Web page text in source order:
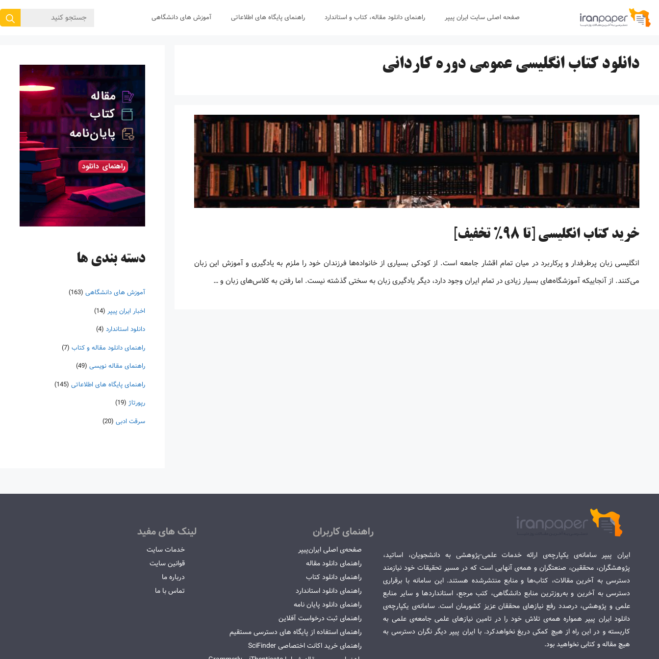
پرش
صفحه اصلی سایت ایران پیپر راهنمای دانلود مقاله، کتاب و استاندارد راهنمای پایگاه های اطلاعاتی آموزش های دانشگاهی
جستجوی
دانلود کتاب انگلیسی عمومی دوره کاردانی
خرید کتاب انگلیسی [تا 98% تخفیف]
انگلیسی زبان پرطرفدار و پرکاربرد در میان تمام اقشار جامعه است. از کودکی بسیاری از خانواده‌ها فرزندان خود را ملزم به یادگیری و آموزش این زبان
می‌کنند. از آنجاییکه آموزشگاه‌های بسیار زیادی در تمام ایران وجود دارد، دیگر یادگیری زبان به سختی گذشته نیست. اما رفتن به کلاس‌های زبان و …
دسته‌ بندی ها
آموزش های دانشگاهی (163)
اخبار ایران پیپر (14)
دانلود استاندارد (4)
راهنمای دانلود مقاله و کتاب (7)
راهنمای مقاله نویسی (49)
راهنمای پایگاه های اطلاعاتی (145)
رپورتاژ (19)
سرقت ادبی (20)
ایران پیپر سامانه‌ی یکپارچه‌ی ارائه خدمات علمی-پژوهشی به دانشجویان، اساتید،
پژوهشگران، محققین، صنعتگران و همه‌ی آنهایی است که در مسیر تحقیقات خود نیازمند
دسترسی به آخرین مقالات، کتاب‌ها و منابع منتشرشده هستند. این سامانه با برقراری
دسترسی به آخرین و به‌روزترین منابع دانشگاهی، کتب مرجع، استانداردها و سایر منابع
علمی و پژوهشی، درصدد رفع نیازهای محققان عزیز کشورمان است. سامانه‌ی یکپارچه‌ی
دانلود ایران پیپر همواره همه‌ی تلاش خود را در تامین نیازهای علمی جامعه‌ی علمی به
کاربسته و در این راه از هیچ کمکی دریغ نخواهدکرد. با ایران پیپر دیگر نگران دسترسی به
هیچ مقاله و کتابی نخواهید بود.
راهنمای کاربران
صفحه‌ی اصلی ایران‌پیپر
راهنمای دانلود مقاله
راهنمای دانلود کتاب
راهنمای دانلود استاندارد
راهنمای دانلود پایان نامه
راهنمای ثبت درخواست آفلاین
راهنمای استفاده از پایگاه های دسترسی مستقیم
راهنمای خرید اکانت اختصاصی SciFinder
لینک های مفید
خدمات سایت
قوانین سایت
درباره ما
تماس با ما